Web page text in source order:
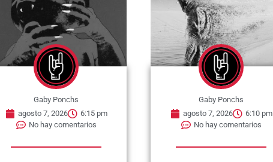
Gaby Ponchs
agosto 7, 2026
6:15 pm
No hay comentarios
Gaby Ponchs
agosto 7, 2026
6:10 pm
No hay comentarios